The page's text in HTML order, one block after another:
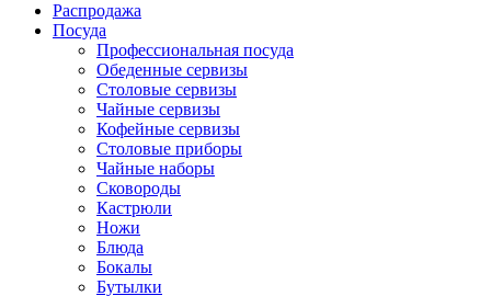
Распродажа
Посуда
Профессиональная посуда
Обеденные сервизы
Столовые сервизы
Чайные сервизы
Кофейные сервизы
Столовые приборы
Чайные наборы
Сковороды
Кастрюли
Ножи
Блюда
Бокалы
Бутылки